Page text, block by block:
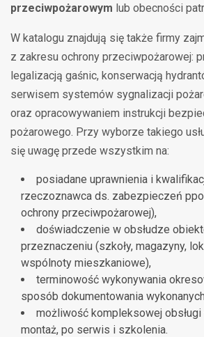
przeciwpożarowym lub obecności
W katalogu znajdują się także firmy
z zakresu ochrony przeciwpożarowej:
legalizacją gaśnic, konserwacją
serwisem systemów sygnalizacji
oraz opracowywaniem instrukcji
pożarowego. Przy wyborze takiego
się uwagę przede wszystkim na:
posiadane uprawnienia i
rzeczoznawca ds. zabezpieczeń
ochrony przeciwpożarowej),
doświadczenie w obsłudze
przeznaczeniu (szkoły, magazyny,
wspólnoty mieszkaniowe),
terminowość wykonywania
sposób dokumentowania
możliwość kompleksowej
montaż, po serwis i szkolenia.